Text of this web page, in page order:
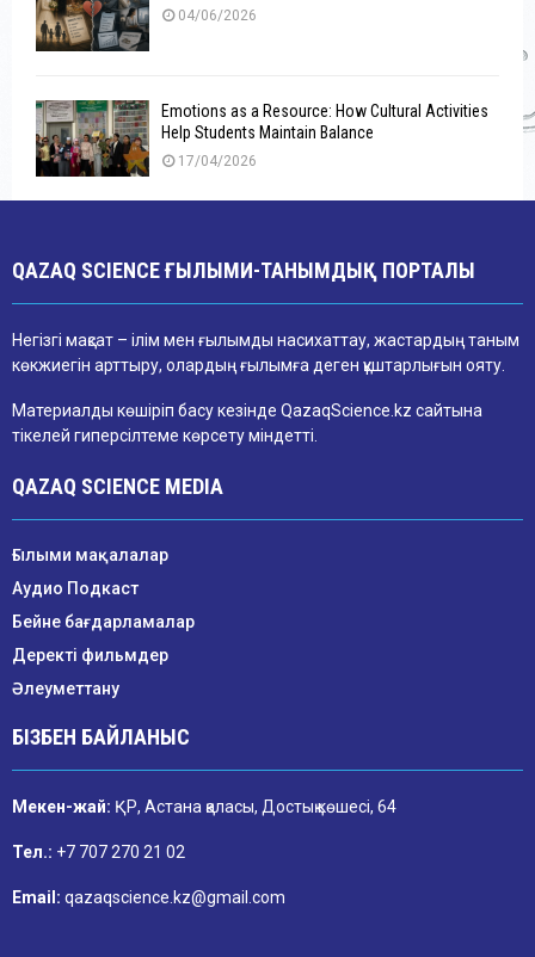
04/06/2026
Emotions as a Resource: How Cultural Activities
Help Students Maintain Balance
17/04/2026
QAZAQ SCIENCE ҒЫЛЫМИ-ТАНЫМДЫҚ ПОРТАЛЫ
Негізгі мақсат – ілім мен ғылымды насихаттау, жастардың таным
көкжиегін арттыру, олардың ғылымға деген құштарлығын ояту.
Материалды көшіріп басу кезінде QazaqScience.kz сайтына
тікелей гиперсілтеме көрсету міндетті.
QAZAQ SCIENCE MEDIA
Ғылыми мақалалар
Аудио Подкаст
Бейне бағдарламалар
Деректі фильмдер
Әлеуметтану
БІЗБЕН БАЙЛАНЫС
Мекен-жай: ҚР, Астана қаласы, Достық көшесі, 64
Тел.: +7 707 270 21 02
Email: qazaqscience.kz@gmail.com